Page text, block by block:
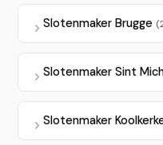
Slotenmaker Brugge
Slotenmaker Sint
Slotenmaker